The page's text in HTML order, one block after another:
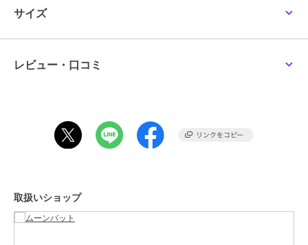
・遮熱効果：暑い太陽熱から頭を守ります。
・晴雨兼用：雨の日もお使い頂ける晴雨兼用タイプです。
【フルラ （FURLA）】
インを礎に、イタリアらしさと革新性を備え兼ねた商品を提供し続け
ています。
生産上、デザインやサイズに個体差が生じる場合がございますので、
サイズ
レビュー・口コミ
取扱いショップ